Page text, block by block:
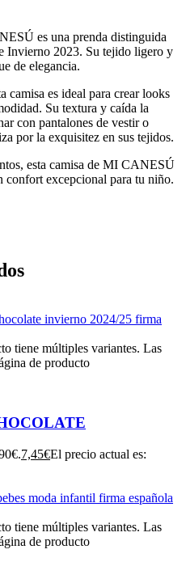
es una prenda distinguida
Invierno 2023. Su tejido ligero y
de elegancia.
camisa es ideal para crear looks
Su textura y caída la
con pantalones de vestir o
por la exquisitez en sus tejidos.
esta camisa de MI CANESÚ
confort excepcional para tu niño.
tiene múltiples variantes. Las
de producto
7,45€El precio actual es:
tiene múltiples variantes. Las
de producto